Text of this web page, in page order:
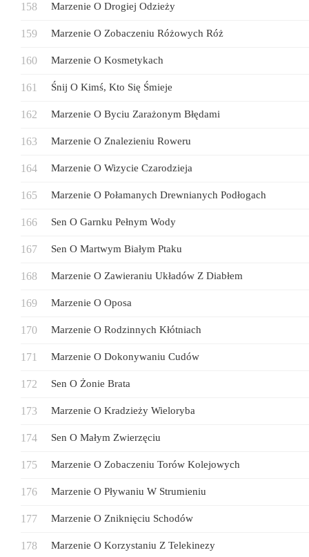
Marzenie O Drogiej Odzieży
Marzenie O Zobaczeniu Różowych Róż
Marzenie O Kosmetykach
Śnij O Kimś, Kto Się Śmieje
Marzenie O Byciu Zarażonym Błędami
Marzenie O Znalezieniu Roweru
Marzenie O Wizycie Czarodzieja
Marzenie O Połamanych Drewnianych Podłogach
Sen O Garnku Pełnym Wody
Sen O Martwym Białym Ptaku
Marzenie O Zawieraniu Układów Z Diabłem
Marzenie O Oposa
Marzenie O Rodzinnych Kłótniach
Marzenie O Dokonywaniu Cudów
Sen O Żonie Brata
Marzenie O Kradzieży Wieloryba
Sen O Małym Zwierzęciu
Marzenie O Zobaczeniu Torów Kolejowych
Marzenie O Pływaniu W Strumieniu
Marzenie O Zniknięciu Schodów
Marzenie O Korzystaniu Z Telekinezy